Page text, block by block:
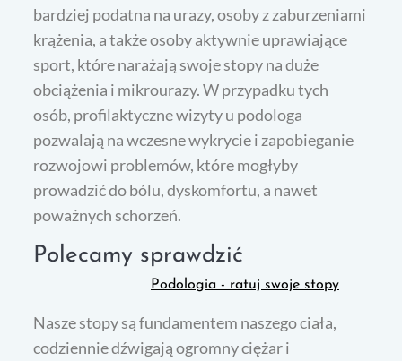
bardziej podatna na urazy, osoby z zaburzeniami
krążenia, a także osoby aktywnie uprawiające
sport, które narażają swoje stopy na duże
obciążenia i mikrourazy. W przypadku tych
osób, profilaktyczne wizyty u podologa
pozwalają na wczesne wykrycie i zapobieganie
rozwojowi problemów, które mogłyby
prowadzić do bólu, dyskomfortu, a nawet
poważnych schorzeń.
Polecamy sprawdzić
Podologia - ratuj swoje stopy
Nasze stopy są fundamentem naszego ciała,
codziennie dźwigają ogromny ciężar i